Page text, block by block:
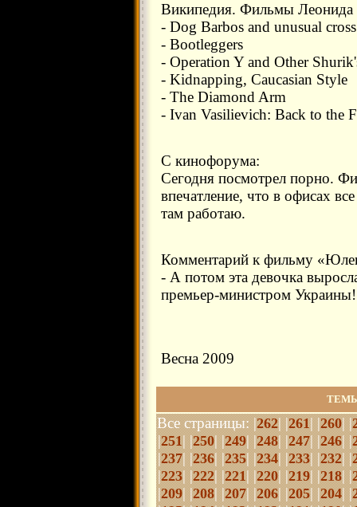
Википедия. Фильмы Леонида
- Dog Barbos and unusual cross
- Bootleggers
- Operation Y and Other
- Kidnapping, Caucasian Style
- The Diamond Arm
- Ivan Vasilievich: Back to the
С кинофорума:
Сегодня посмотрел порно.
впечатление, что в офисах
там работаю.
Комментарий к фильму
- А потом эта девочка
премьер-министром Украины!
Весна 2009
Все страницы: |262| |261| |260| |
|251| |250| |249| |248| |247| |246| |
|237| |236| |235| |234| |233| |232| |
|223| |222| |221| |220| |219| |218| |
|209| |208| |207| |206| |205| |204| |